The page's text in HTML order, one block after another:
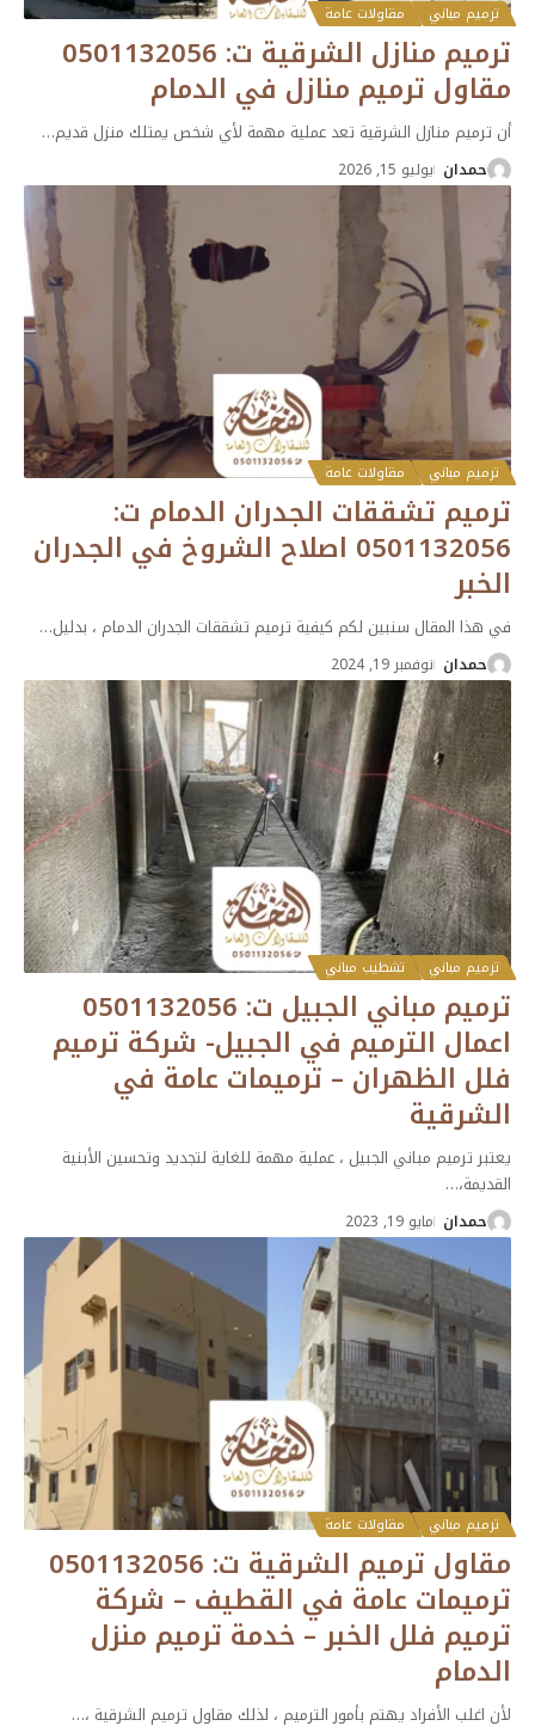
ترميم مباني مقاولات عامة
ترميم منازل الشرقية ت: 0501132056
مقاول ترميم منازل في الدمام
أن ترميم منازل الشرقية تعد عملية مهمة لأي شخص يمتلك منزل قديم…
حمدان يوليو 15, 2026
ترميم مباني مقاولات عامة
ترميم تشققات الجدران الدمام ت:
0501132056 اصلاح الشروخ في الجدران
الخبر
في هذا المقال سنبين لكم كيفية ترميم تشققات الجدران الدمام ، بدليل…
حمدان نوفمبر 19, 2024
ترميم مباني تشطيب مباني
ترميم مباني الجبيل ت: 0501132056
اعمال الترميم في الجبيل- شركة ترميم
فلل الظهران – ترميمات عامة في
الشرقية
يعتبر ترميم مباني الجبيل ، عملية مهمة للغاية لتجديد وتحسين الأبنية
القديمة،…
حمدان مايو 19, 2023
ترميم مباني مقاولات عامة
مقاول ترميم الشرقية ت: 0501132056
ترميمات عامة في القطيف – شركة
ترميم فلل الخبر – خدمة ترميم منزل
الدمام
لأن اغلب الأفراد يهتم بأمور الترميم ، لذلك مقاول ترميم الشرقية ،…